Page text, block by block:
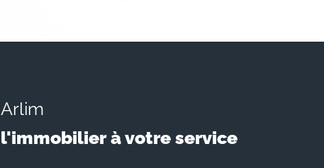
Arlim
l'immobilier à votre service